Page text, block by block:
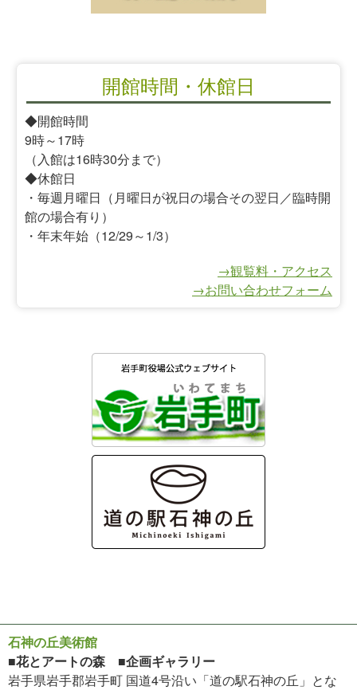
開館時間・休館日
◆開館時間
9時～17時
（入館は16時30分まで）
◆休館日
・毎週月曜日（月曜日が祝日の場合その翌日／臨時開
館の場合有り）
・年末年始（12/29～1/3）
→観覧料・アクセス
→お問い合わせフォーム
石神の丘美術館
■花とアートの森 ■企画ギャラリー
岩手県岩手郡岩手町 国道4号沿い「道の駅石神の丘」とな